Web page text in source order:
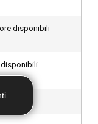
disponibili